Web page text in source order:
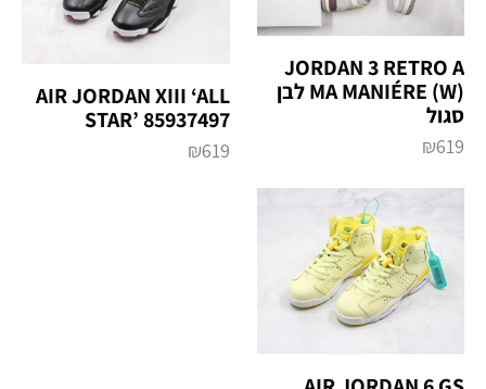
JORDAN 3 RETRO A
MA MANIÉRE (W) לבן
סגול
₪619
AIR JORDAN XIII ‘ALL
STAR’ 85937497
₪619